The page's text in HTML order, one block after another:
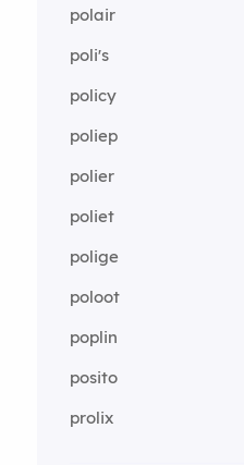
polair
poli's
policy
poliep
polier
poliet
polige
poloot
poplin
posito
prolix